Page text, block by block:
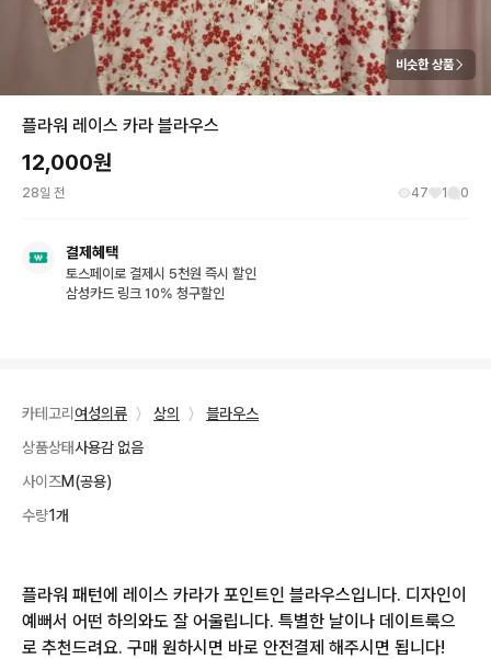
비슷한 상품
플라워 레이스 카라 블라우스
12,000원
28일 전 47 1 0
결제혜택
토스페이로 결제시 5천원 즉시 할인
삼성카드 링크 10% 청구할인
카테고리 여성의류 〉 상의 〉
블라우스
상품상태사용감 없음
사이즈M(공용)
수량1개
플라워 패턴에 레이스 카라가 포인트인 블라우스입니다. 디자인이
예뻐서 어떤 하의와도 잘 어울립니다. 특별한 날이나 데이트룩으
로 추천드려요. 구매 원하시면 바로 안전결제 해주시면 됩니다!